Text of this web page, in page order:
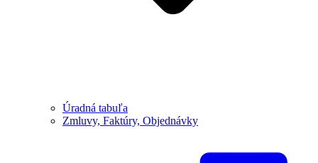
Úradná tabuľa
Zmluvy, Faktúry, Objednávky